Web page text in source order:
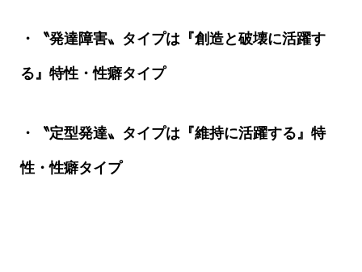
・〝発達障害〟タイプは『創造と破壊に活躍す
る』特性・性癖タイプ
・〝定型発達〟タイプは『維持に活躍する』特
性・性癖タイプ